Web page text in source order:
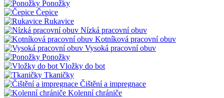
Ponožky
Čepice
Rukavice
Nízká pracovní obuv
Kotníková pracovní obuv
Vysoká pracovní obuv
Ponožky
Vložky do bot
Tkaničky
Čištění a impregnace
Kolenní chrániče